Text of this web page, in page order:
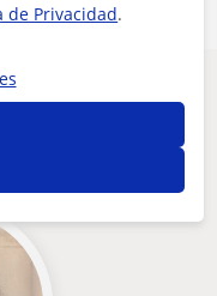
en Granada
de Privacidad.